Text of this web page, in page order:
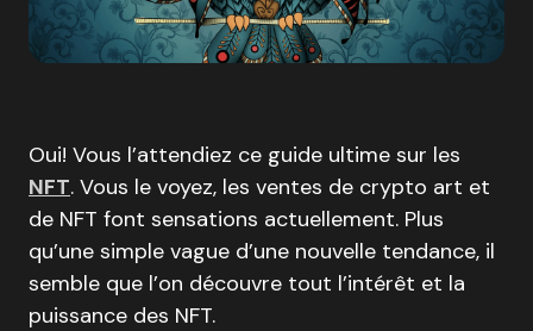
Oui! Vous l’attendiez ce guide ultime sur les
NFT. Vous le voyez, les ventes de crypto art et
de NFT font sensations actuellement. Plus
qu’une simple vague d’une nouvelle tendance, il
semble que l’on découvre tout l’intérêt et la
puissance des NFT.